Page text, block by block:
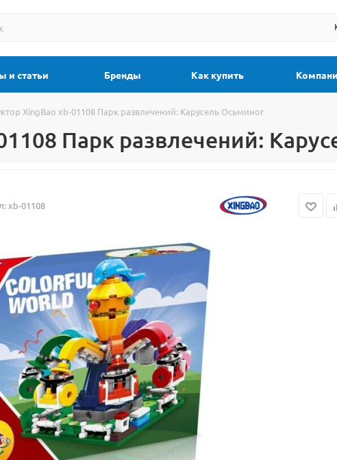
и статьи Бренды Как купить
XingBao xb-01108 Парк развлечений: Карусель Осьминог
Парк развлечений:
xb-01108